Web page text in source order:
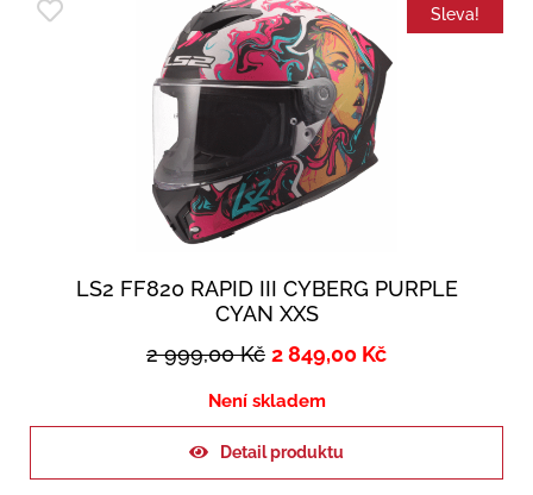
Sleva!
LS2 FF820 RAPID III CYBERG PURPLE
CYAN XXS
2 999,00Kč 2 849,00 Kč
Není skladem
Detail produktu